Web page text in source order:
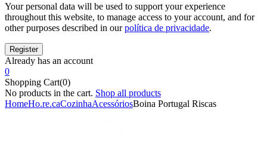
Your personal data will be used to support your experience
throughout this website, to manage access to your account, and for
other purposes described in ourpolítica de privacidade.
Already has an account
0
Shopping Cart(0)
No products in the cart. Shop all products
HomeHo.re.caCozinhaAcessóriosBoina Portugal Riscas